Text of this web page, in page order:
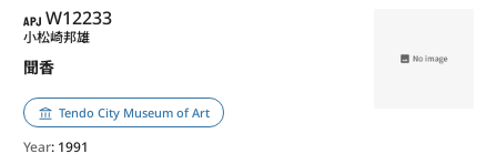
APJ
W12233
聞香
小松崎邦雄
Tendo City Museum of Art
Year: 1991